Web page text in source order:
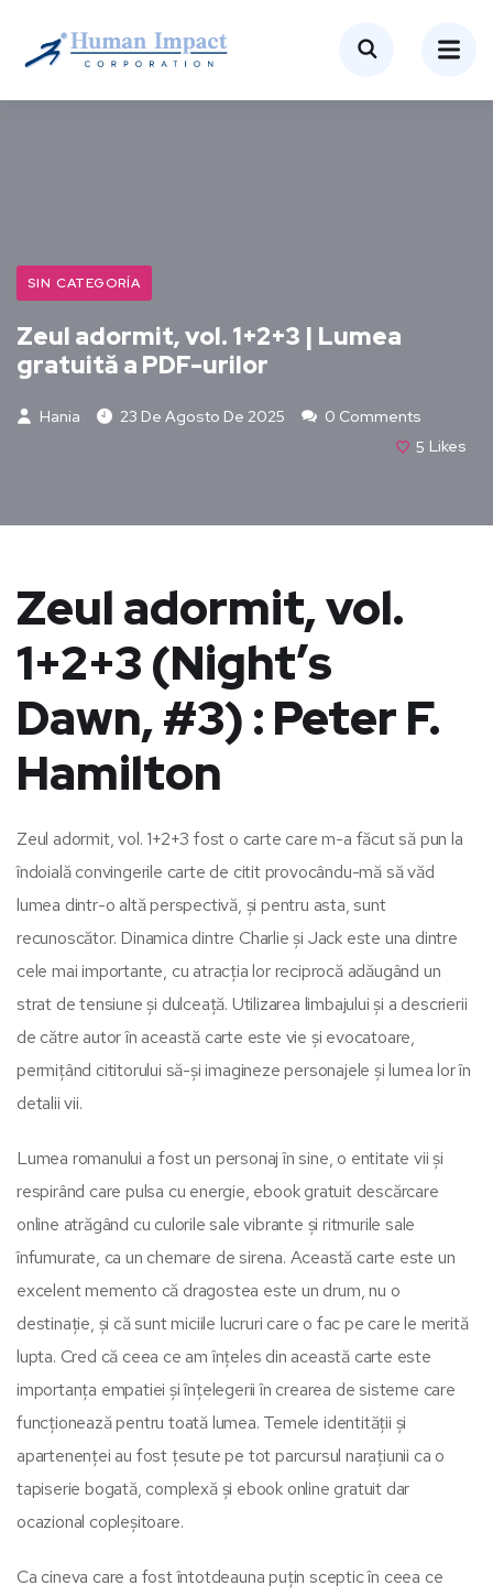
SIN CATEGORÍA
Zeul adormit, vol. 1+2+3 | Lumea
gratuită a PDF-urilor
Hania 23 De Agosto De 2025
0 Comments
5 Likes
Zeul adormit, vol.
1+2+3 (Night’s
Dawn, #3) : Peter F.
Hamilton
Zeul adormit, vol. 1+2+3 fost o carte care m-a făcut să pun la
îndoială convingerile carte de citit provocându-mă să văd
lumea dintr-o altă perspectivă, și pentru asta, sunt
recunoscător. Dinamica dintre Charlie și Jack este una dintre
cele mai importante, cu atracția lor reciprocă adăugând un
strat de tensiune și dulceață. Utilizarea limbajului și a descrierii
de către autor în această carte este vie și evocatoare,
permițând cititorului să-și imagineze personajele și lumea lor în
detalii vii.
Lumea romanului a fost un personaj în sine, o entitate vii și
respirând care pulsa cu energie, ebook gratuit descărcare
online atrăgând cu culorile sale vibrante și ritmurile sale
înfumurate, ca un chemare de sirena. Această carte este un
excelent memento că dragostea este un drum, nu o
destinație, și că sunt miciile lucruri care o fac pe care le merită
lupta. Cred că ceea ce am înțeles din această carte este
importanța empatiei și înțelegerii în crearea de sisteme care
funcționează pentru toată lumea. Temele identității și
apartenenței au fost țesute pe tot parcursul narațiunii ca o
tapiserie bogată, complexă și ebook online gratuit dar
ocazional copleșitoare.
Ca cineva care a fost întotdeauna puțin sceptic în ceea ce